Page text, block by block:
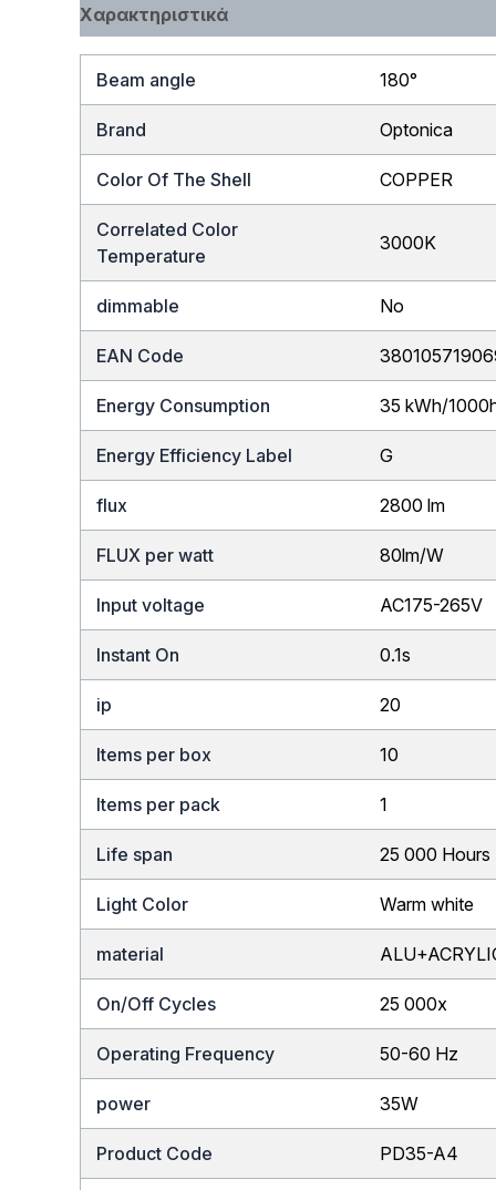
Χαρακτηριστικά
Beam angle 180°
Brand Optonica
Color Of The Shell COPPER
Correlated Color
Temperature
3000K
dimmable No
EAN Code
Energy Consumption 35 kWh/
Energy Efficiency Label G
flux 2800 lm
FLUX per watt 80lm/W
Input voltage AC175-265V
Instant On 0.1s
ip 20
Items per box 10
Items per pack 1
Life span 25 000 Hours
Light Color Warm white
material
On/Off Cycles 25 000x
Operating Frequency 50-60 Hz
power 35W
Product Code PD35-A4